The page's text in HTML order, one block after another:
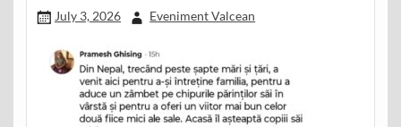
July 3, 2026 Eveniment Valcean